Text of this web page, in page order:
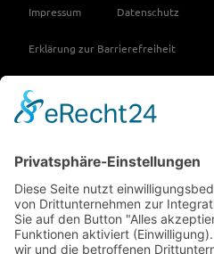
Impressum Datenschutz
Erklärung zur Barrierefreiheit
Vertrag widerrufen